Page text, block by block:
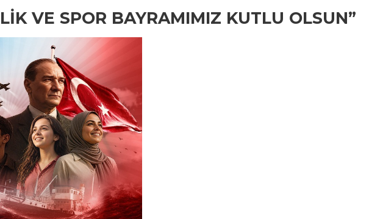
VE SPOR BAYRAMIMIZ KUTLU OLSUN”